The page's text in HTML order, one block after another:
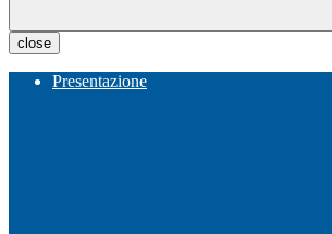
close
Presentazione